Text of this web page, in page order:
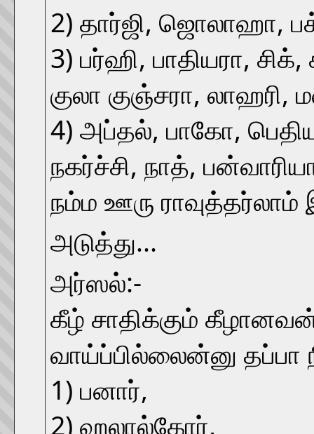
2) தார்ஜி, ஜொலாஹா,
3) பர்ஹி, பாதியரா,
குலா குஞ்சரா, லாஹரி,
4) அப்தல், பாகோ,
நகர்ச்சி, நாத்,
நம்ம ஊரு ராவுத்தர்லாம்
அடுத்து...
அர்ஸல்:-
கீழ் சாதிக்கும்
வாய்ப்பில்லைன்னு தப்பா
1) பனார்,
2) ஹலால்கோர்,